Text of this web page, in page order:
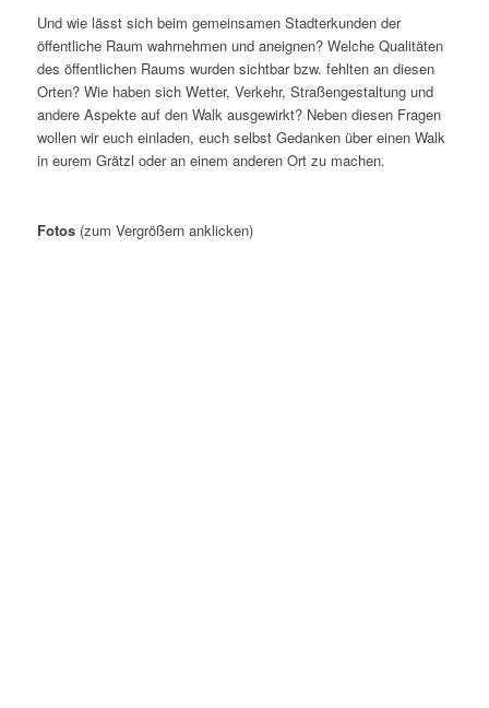
Und wie lässt sich beim gemeinsamen Stadterkunden der
öffentliche Raum wahrnehmen und aneignen? Welche Qualitäten
des öffentlichen Raums wurden sichtbar bzw. fehlten an diesen
Orten? Wie haben sich Wetter, Verkehr, Straßengestaltung und
andere Aspekte auf den Walk ausgewirkt? Neben diesen Fragen
wollen wir euch einladen, euch selbst Gedanken über einen Walk
in eurem Grätzl oder an einem anderen Ort zu machen.
Fotos (zum Vergrößern anklicken)